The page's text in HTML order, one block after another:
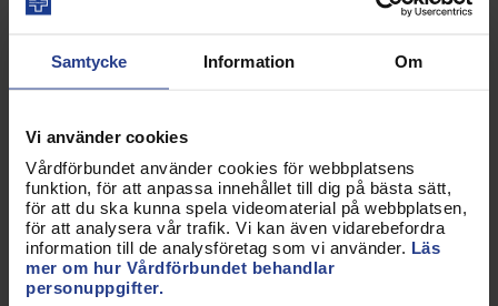
Samtycke Information Om
Vi använder cookies
Vårdförbundet använder cookies för webbplatsens
funktion, för att anpassa innehållet till dig på bästa sätt,
för att du ska kunna spela videomaterial på webbplatsen,
för att analysera vår trafik. Vi kan även vidarebefordra
information till de analysföretag som vi använder. Läs
mer om hur Vårdförbundet behandlar
personuppgifter.
Funktionen utför även fördjupade bedömningar,
initierar behandling och åtgärder samt handleder
Förslag på kompetenskrav
I Sverige definierar vi en avancerad
specialistsjuksköterska som ”en
specialistsjuksköterska som erhållit en fördjupad
omvårdnadskompetens tillsammans med utökad
medicinsk kunskap”.